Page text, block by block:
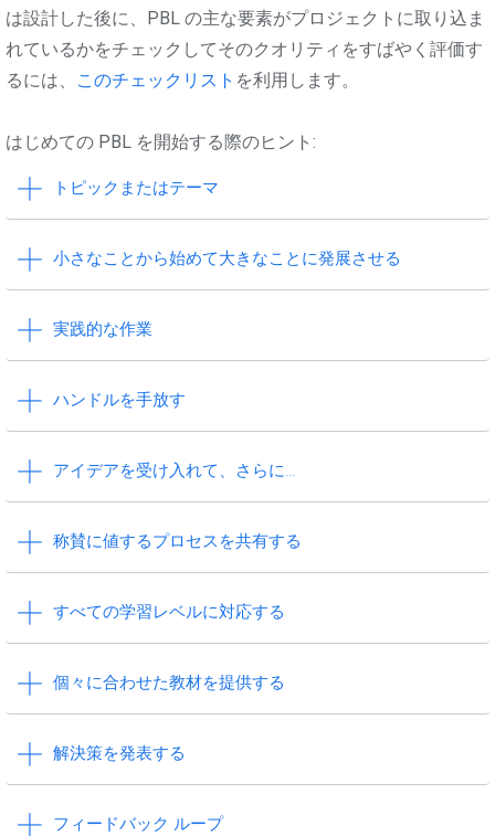
は設計した後に、PBL の主な要素がプロジェクトに取り込ま
れているかをチェックしてそのクオリティをすばやく評価す
るには、
このチェックリスト を利用します。
はじめての PBL を開始する際のヒント:
トピックまたはテーマ
小さなことから始めて大きなことに発展させる
実践的な作業
ハンドルを手放す
アイデアを受け入れて、さらに…
称賛に値するプロセスを共有する
すべての学習レベルに対応する
個々に合わせた教材を提供する
解決策を発表する
フィードバック ループ